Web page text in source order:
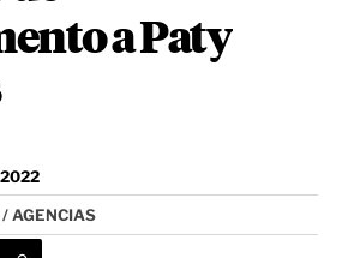
a Paty
AGENCIAS